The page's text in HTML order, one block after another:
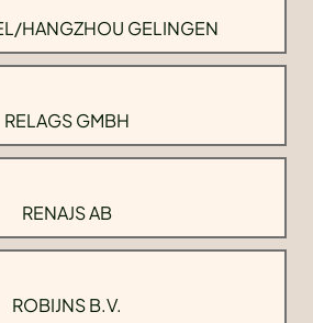
HANGZHOU GELINGEN
RELAGS GMBH
RENAJS AB
ROBIJNS B.V.